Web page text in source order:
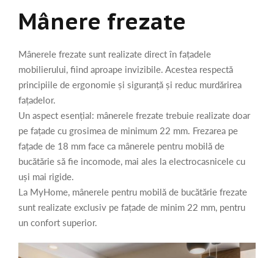
Mânere frezate
Mânerele frezate sunt realizate direct în fațadele
mobilierului, fiind aproape invizibile. Acestea respectă
principiile de ergonomie și siguranță și reduc murdărirea
fațadelor.
Un aspect esențial: mânerele frezate trebuie realizate doar
pe fațade cu grosimea de minimum 22 mm. Frezarea pe
fațade de 18 mm face ca mânerele pentru mobilă de
bucătărie să fie incomode, mai ales la electrocasnicele cu
uși mai rigide.
La MyHome, mânerele pentru mobilă de bucătărie frezate
sunt realizate exclusiv pe fațade de minim 22 mm, pentru
un confort superior.